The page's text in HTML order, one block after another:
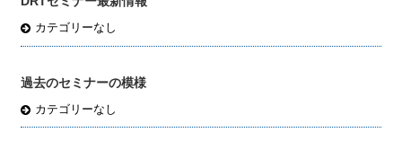
カテゴリーなし
過去のセミナーの模様
カテゴリーなし